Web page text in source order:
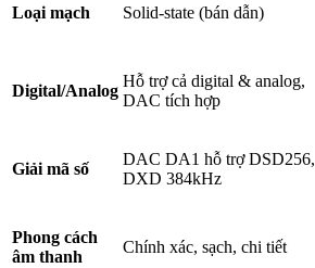
Loại mạch Solid-state (bán dẫn)
Digital/Analog
Hỗ trợ cả digital & analog,
DAC tích hợp
Giải mã số
DAC DA1 hỗ trợ DSD256,
DXD 384kHz
Phong cách
âm thanh
Chính xác, sạch, chi tiết